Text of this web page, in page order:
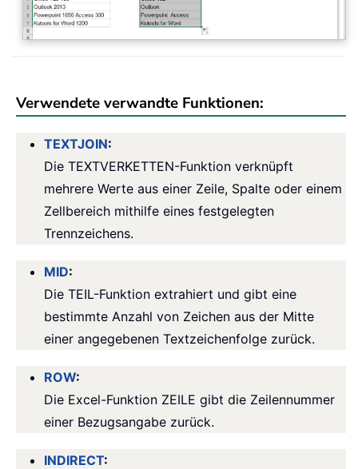
Verwendete verwandte Funktionen:
TEXTJOIN:
Die TEXTVERKETTEN-Funktion verknüpft
mehrere Werte aus einer Zeile, Spalte oder einem
Zellbereich mithilfe eines festgelegten
Trennzeichens.
MID:
Die TEIL-Funktion extrahiert und gibt eine
bestimmte Anzahl von Zeichen aus der Mitte
einer angegebenen Textzeichenfolge zurück.
ROW:
Die Excel-Funktion ZEILE gibt die Zeilennummer
einer Bezugsangabe zurück.
INDIRECT: